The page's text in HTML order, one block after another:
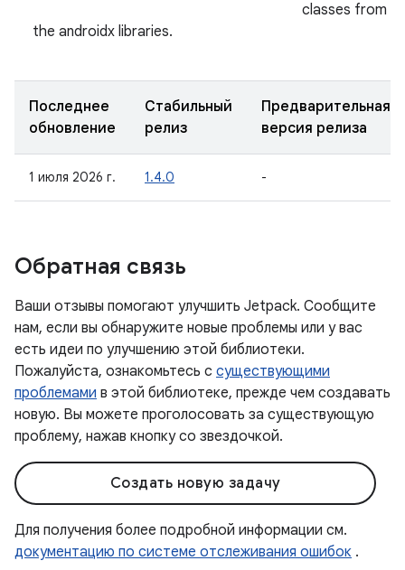
classes from
the androidx libraries.
Последнее
обновление
Стабильный
релиз
Предварительная
версия релиза
1 июля 2026 г. 1.4.0 -
Обратная связь
Ваши отзывы помогают улучшить Jetpack. Сообщите
нам, если вы обнаружите новые проблемы или у вас
есть идеи по улучшению этой библиотеки.
Пожалуйста, ознакомьтесь с существующими
проблемами в этой библиотеке, прежде чем создавать
новую. Вы можете проголосовать за существующую
проблему, нажав кнопку со звездочкой.
Создать новую задачу
Для получения более подробной информации см.
документацию по системе отслеживания ошибок .